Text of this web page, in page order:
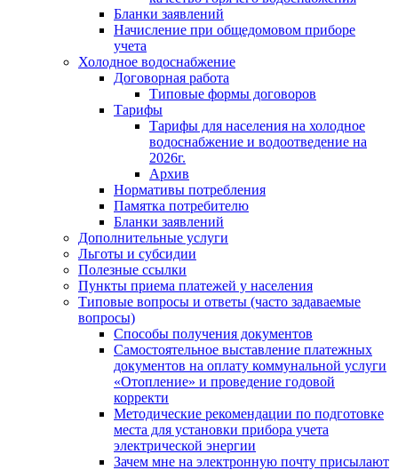
Бланки заявлений
Начисление при общедомовом приборе
учета
Холодное водоснабжение
Договорная работа
Типовые формы договоров
Тарифы
Тарифы для населения на холодное
водоснабжение и водоотведение на
2026г.
Архив
Нормативы потребления
Памятка потребителю
Бланки заявлений
Дополнительные услуги
Льготы и субсидии
Полезные ссылки
Пункты приема платежей у населения
Типовые вопросы и ответы (часто задаваемые
вопросы)
Способы получения документов
Самостоятельное выставление платежных
документов на оплату коммунальной услуги
«Отопление» и проведение годовой
корректи
Методические рекомендации по подготовке
места для установки прибора учета
электрической энергии
Зачем мне на электронную почту присылают